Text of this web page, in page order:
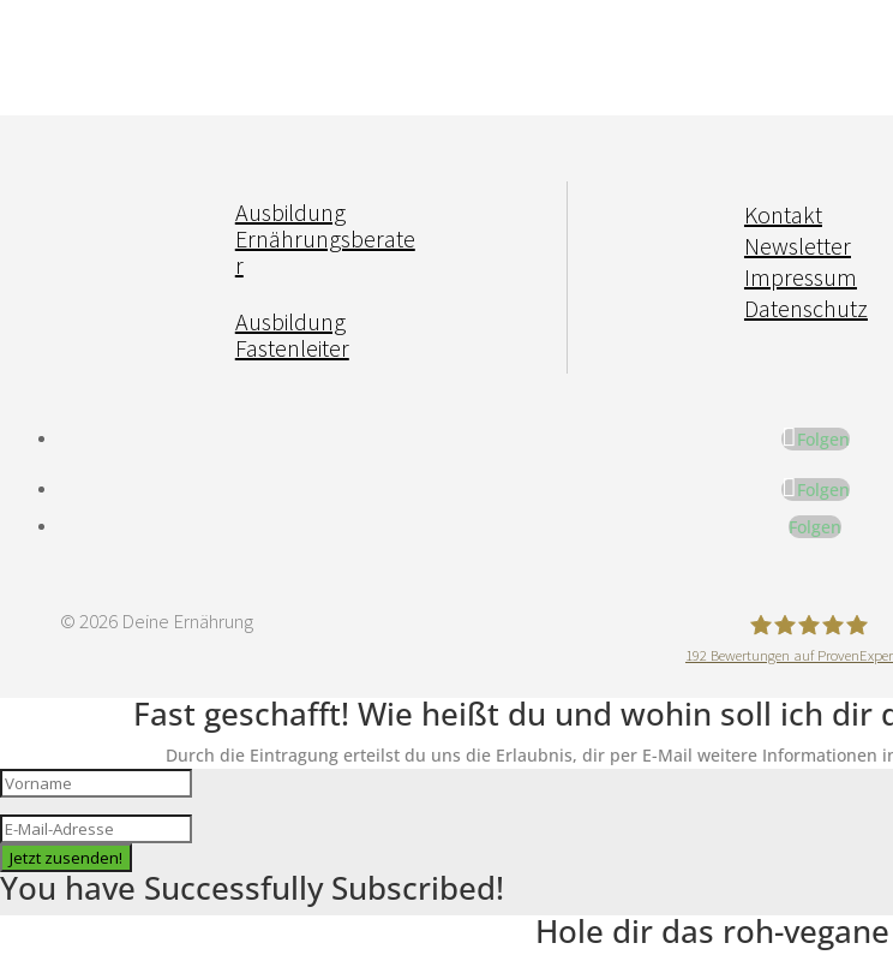
Ausbildung
Ernährungsberate
r
Ausbildung
Fastenleiter
Kontakt
Newsletter
Impressum
Datenschutz
Folgen
Folgen
Folgen
© 2026 Deine Ernährung
192 Bewertungen auf
Fast geschafft! Wie heißt du und wohin soll ich dir
Durch die Eintragung erteilst du uns die Erlaubnis, dir per E-Mail weitere Informationen
Jetzt zusenden!
You have Successfully Subscribed!
Hole dir das roh-